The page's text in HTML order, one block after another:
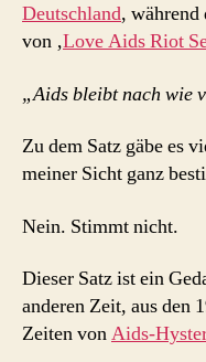
Deutschland,
von ‚Love Aids Riot
„Aids bleibt nach wie
Zu dem Satz gäbe es
meiner Sicht ganz
Nein. Stimmt nicht.
Dieser Satz ist ein
anderen Zeit, aus den
Zeiten vonAids-